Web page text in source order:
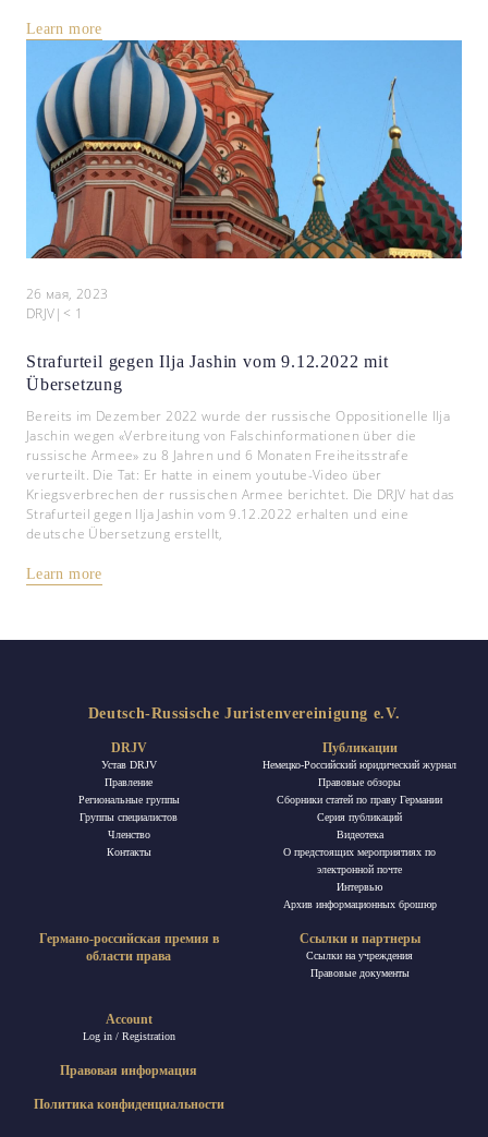
Learn more
26 мая, 2023
DRJV| < 1
Strafurteil gegen Ilja Jashin vom 9.12.2022 mit
Übersetzung
Bereits im Dezember 2022 wurde der russische Oppositionelle Ilja
Jaschin wegen «Verbreitung von Falschinformationen über die
russische Armee» zu 8 Jahren und 6 Monaten Freiheitsstrafe
verurteilt. Die Tat: Er hatte in einem youtube-Video über
Kriegsverbrechen der russischen Armee berichtet. Die DRJV hat das
Strafurteil gegen Ilja Jashin vom 9.12.2022 erhalten und eine
deutsche Übersetzung erstellt,
Learn more
Deutsch-Russische Juristenvereinigung e.V.
DRJV
Устав DRJV
Правление
Региональные группы
Группы специалистов
Членство
Контакты
Публикации
Немецко-Российский юридический журнал
Правовые обзоры
Сборники статей по праву Германии
Ceрия публикаций
Видеотека
О предстоящих мероприятиях по
электронной почте
Интервью
Архив информационных брошюр
Германо-российская премия в
области права
Account
Log in / Registration
Ссылки и партнеры
Ссылки на учреждения
Правовые документы
Правовая информация
Политика конфиденциальности